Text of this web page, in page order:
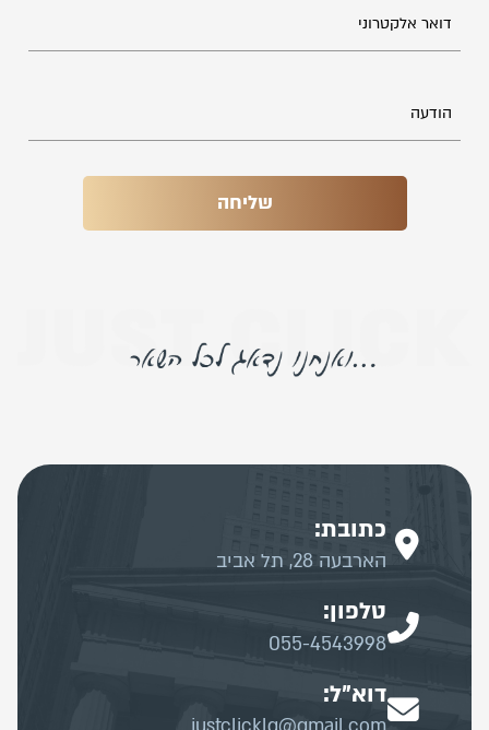
כתובת:
הארבעה 28, תל אביב
טלפון:
055-4543998
דוא"ל: